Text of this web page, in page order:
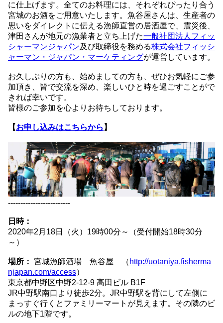
に仕上げます。全てのお料理には、それぞれぴったり合う
宮城のお酒をご用意いたします。魚谷屋さんは、生産者の
思いをダイレクトに伝える漁師直営の居酒屋で、震災後、
津田さんが地元の漁業者と立ち上げた一般社団法人フィッ
シャーマンジャパン及び取締役を務める株式会社フィッシ
ャーマン・ジャパン・マーケティングが運営しています。
お久しぶりの方も、始めましての方も、ぜひお気軽にご参
加頂き、皆で交流を深め、楽しいひと時を過ごすことがで
きれば幸いです。
皆様のご参加を心よりお待ちしております。
【お申し込みはこちらから 】
-------------------------
日時：
2020年2月18日（火）19時00分～（受付開始18時30分
～）
場所： 宮城漁師酒場 魚谷屋 （ http://uotaniya.fisherma
njapan.com/access）
東京都中野区中野2-12-9 高田ビル B1F
JR中野駅南口より徒歩2分。JR中野駅を背にして左側に
まっすぐ行くとファミリーマートが見えます。その隣のビ
ルの地下1階です。